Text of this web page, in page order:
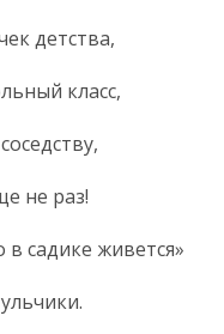
детства,
класс,
не раз!
в садике живется»